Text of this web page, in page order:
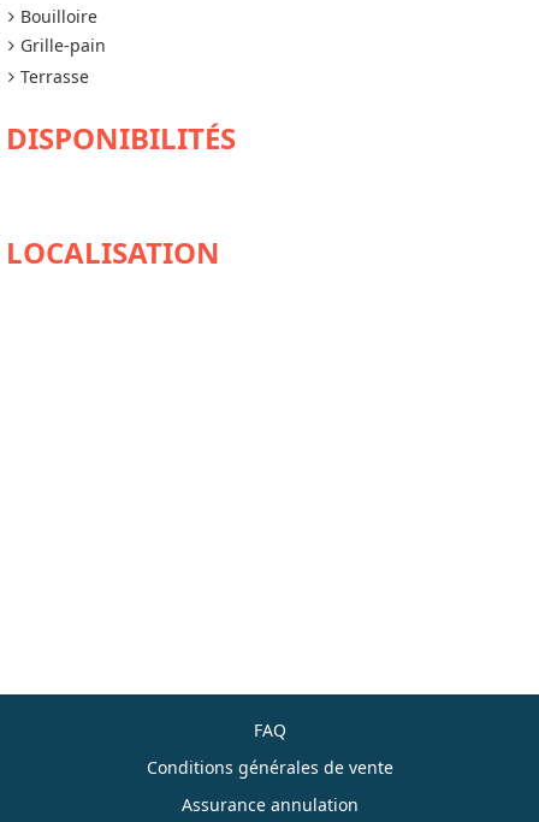
Bouilloire
Grille-pain
Terrasse
DISPONIBILITÉS
FAQ
Conditions générales de vente
Assurance annulation